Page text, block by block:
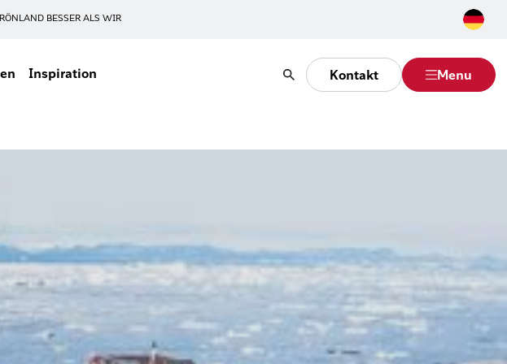
BESSER ALS WIR
Inspiration Suche Kontakt Menu